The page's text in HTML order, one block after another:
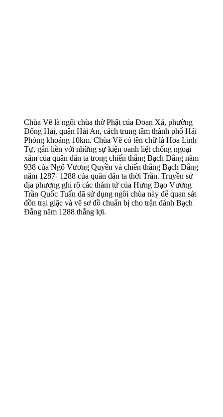
Chùa Vẽ là ngôi chùa thờ Phật của Đoạn Xá, phường
Đông Hải, quận Hải An, cách trung tâm thành phố Hải
Phòng khoảng 10km. Chùa Vẽ có tên chữ là Hoa Linh
Tự, gắn liền với những sự kiện oanh liệt chống ngoại
xâm của quân dân ta trong chiến thắng Bạch Đằng năm
938 của Ngô Vương Quyền và chiến thắng Bạch Đằng
năm 1287- 1288 của quân dân ta thời Trần. Truyền sử
địa phương ghi rõ các thám tử của Hưng Đạo Vương
Trần Quốc Tuấn đã sử dụng ngôi chùa này để quan sát
đồn trại giặc và vẽ sơ đồ chuẩn bị cho trận đánh Bạch
Đằng năm 1288 thắng lợi.